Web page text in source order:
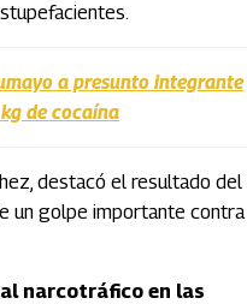
a presunto integrante
de cocaína
, destacó el resultado del
un golpe importante contra
narcotráfico en las